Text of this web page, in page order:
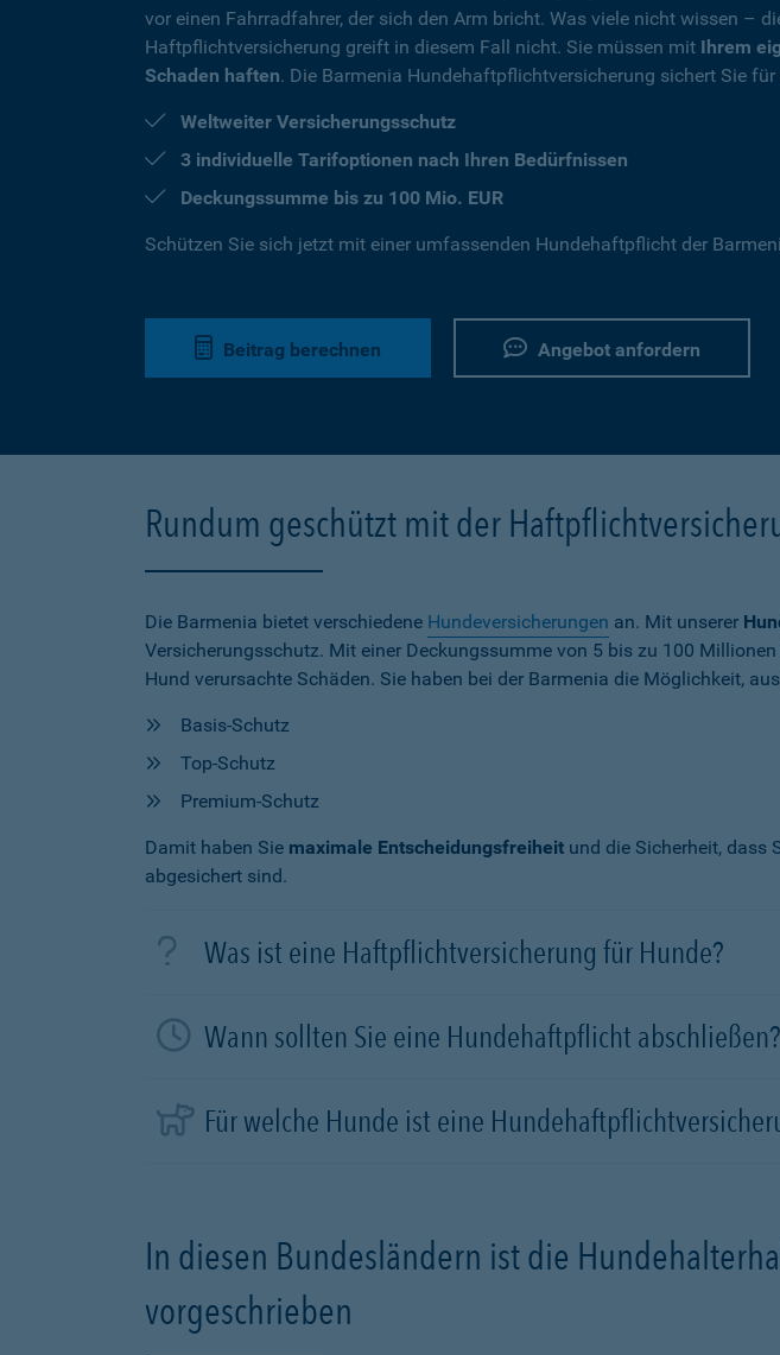
vor einen Fahrradfahrer, der sich den Arm bricht. Was viele nicht wissen –
Haftpflichtversicherung greift in diesem Fall nicht. Sie müssen mit Ihrem
Schaden haften. Die Barmenia Hundehaftpflichtversicherung sichert Sie für
Weltweiter Versicherungsschutz
3 individuelle Tarifoptionen nach Ihren Bedürfnissen
Deckungssumme bis zu 100 Mio. EUR
Schützen Sie sich jetzt mit einer umfassenden Hundehaftpflicht der
Beitrag berechnen Angebot anfordern
Rundum geschützt mit der
Die Barmenia bietet verschiedene Hundeversicherungen an. Mit unserer
Versicherungsschutz. Mit einer Deckungssumme von 5 bis zu 100 Millionen
Hund verursachte Schäden. Sie haben bei der Barmenia die Möglichkeit,
Basis-Schutz
Top-Schutz
Premium-Schutz
Damit haben Sie maximale Entscheidungsfreiheit und die Sicherheit, dass
abgesichert sind.
Was ist eine Haftpflichtversicherung für Hunde?
Wann sollten Sie eine Hundehaftpflicht abschließen?
Für welche Hunde ist eine
In diesen Bundesländern ist die
vorgeschrieben